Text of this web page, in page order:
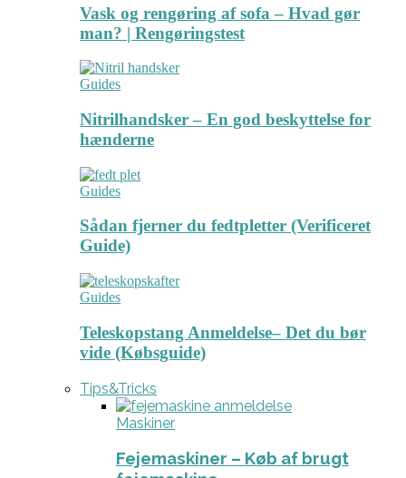
Vask og rengøring af sofa – Hvad gør
man? | Rengøringstest
Guides
Nitrilhandsker – En god beskyttelse for
hænderne
Guides
Sådan fjerner du fedtpletter (Verificeret
Guide)
Guides
Teleskopstang Anmeldelse– Det du bør
vide (Købsguide)
Tips&Tricks
Maskiner
Fejemaskiner – Køb af brugt